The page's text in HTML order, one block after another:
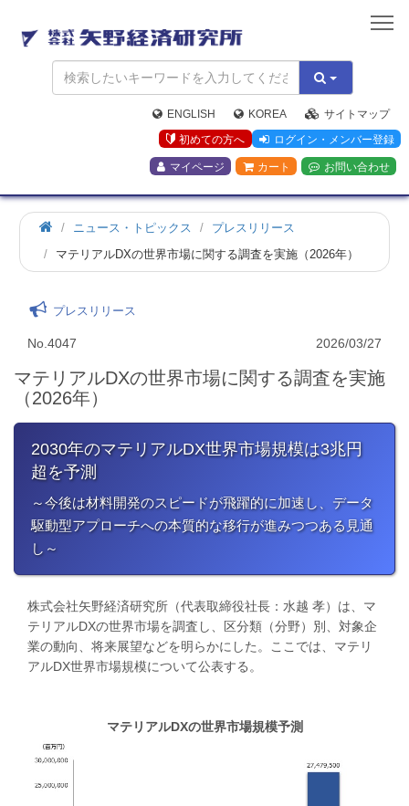
矢
野
経
済
研
究
所
ENGLISH KOREA
サイトマップ
初めての方へ
ログイン・メンバー登録
マイページ カート お問い合わせ
ニュース・トピックス
プレスリリース
マテリアルDXの世界市場に関する調査を実施（2026年）
プレスリリース
No.4047 2026/03/27
マテリアルDXの世界市場に関する調査を実施
（2026年）
2030年のマテリアルDX世界市場規模は3兆円
超を予測
​～今後は材料開発のスピードが飛躍的に加速し、データ
駆動型アプローチへの本質的な移行が進みつつある見通
し～
株式会社矢野経済研究所（代表取締役社長：水越 孝）は、マ
テリアルDXの世界市場を調査し、区分類（分野）別、対象企
業の動向、将来展望などを明らかにした。ここでは、マテリ
アルDX世界市場規模について公表する。
マテリアルDXの世界市場規模予測